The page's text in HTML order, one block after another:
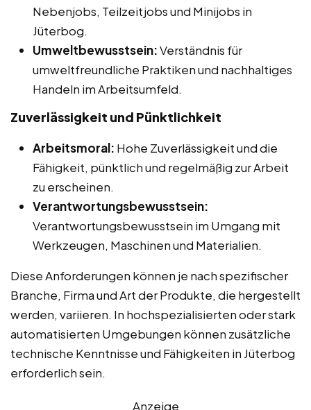
Nebenjobs, Teilzeitjobs und Minijobs in
Jüterbog.
Umweltbewusstsein:Verständnis für
umweltfreundliche Praktiken und nachhaltiges
Handeln im Arbeitsumfeld.
Zuverlässigkeit und Pünktlichkeit
Arbeitsmoral: Hohe Zuverlässigkeit und die
Fähigkeit, pünktlich und regelmäßig zur Arbeit
zu erscheinen.
Verantwortungsbewusstsein:
Verantwortungsbewusstsein im Umgang mit
Werkzeugen, Maschinen und Materialien.
Diese Anforderungen können je nach spezifischer
Branche, Firma und Art der Produkte, die hergestellt
werden, variieren. In hochspezialisierten oder stark
automatisierten Umgebungen können zusätzliche
technische Kenntnisse und Fähigkeiten in Jüterbog
erforderlich sein.
Anzeige